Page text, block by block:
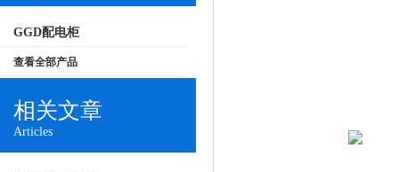
GGD配电柜
查看全部产品
相关文章
Articles